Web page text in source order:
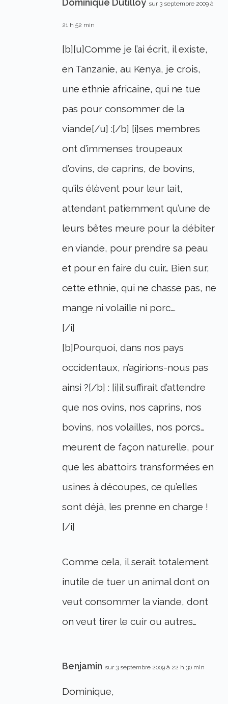
sur 3 septembre 2009 à
21 h 52 min
[b][u]Comme je l’ai écrit, il existe,
en Tanzanie, au Kenya, je crois,
une ethnie africaine, qui ne tue
pas pour consommer de la
viande[/u] :[/b] [i]ses membres
ont d’immenses troupeaux
d’ovins, de caprins, de bovins,
qu’ils élèvent pour leur lait,
attendant patiemment qu’une de
leurs bêtes meure pour la débiter
en viande, pour prendre sa peau
et pour en faire du cuir… Bien sur,
cette ethnie, qui ne chasse pas, ne
mange ni volaille ni porc….
[/i]
[b]Pourquoi, dans nos pays
occidentaux, n’agirions-nous pas
ainsi ?[/b] : [i]il suffirait d’attendre
que nos ovins, nos caprins, nos
bovins, nos volailles, nos porcs…
meurent de façon naturelle, pour
que les abattoirs transformées en
usines à découpes, ce qu’elles
sont déjà, les prenne en charge !
[/i]
Comme cela, il serait totalement
inutile de tuer un animal dont on
veut consommer la viande, dont
on veut tirer le cuir ou autres…
Benjamin sur 3 septembre 2009 à 22 h 30 min
Dominique,